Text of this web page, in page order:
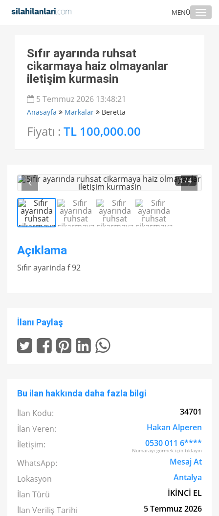
MENÜ
Sıfır ayarında ruhsat
cikarmaya haiz olmayanlar
iletişim kurmasin
5 Temmuz 2026 13:48:21
Anasayfa Markalar Beretta
Fiyatı : TL 100,000.00
1/ 4
Açıklama
Sıfır ayarinda f 92
İlanı Paylaş
Bu ilan hakkında daha fazla bilgi
İlan Kodu:
34701
İlan Veren:
Hakan Alperen
İletişim:
0530 011 6****
Numarayı görmek için tıklayın
WhatsApp:
Mesaj At
Lokasyon
Antalya
İlan Türü
İKİNCİ EL
İlan Veriliş Tarihi
5 Temmuz 2026